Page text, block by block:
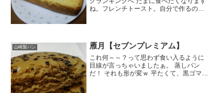
ね。フレンチトースト。自分で作るのは
山崎製パン 雁月【セブンプレミアム】
これ何～～？って思わず食い入るように
目線が言っちゃいましたぁ。 蒸しパン
だ！ それも形が変ｗ 平たくて、黒ゴマが